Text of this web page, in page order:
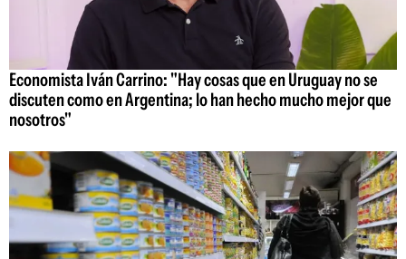
Economista Iván Carrino: "Hay cosas que en Uruguay no se
discuten como en Argentina; lo han hecho mucho mejor que
nosotros"